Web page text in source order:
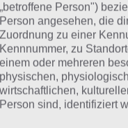
haben wir
einen guten
„betroffene Person")
Person angesehen, die
Zuordnung zu einer
Kennnummer, zu
einem oder mehreren
physischen,
wirtschaftlichen,
Person sind, identifiziert